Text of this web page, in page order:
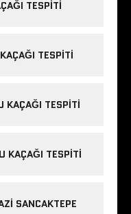
TESPITI
TESPITI
KAÇAĞI TESPITI
KAÇAĞI TESPITI
SANCAKTEPE